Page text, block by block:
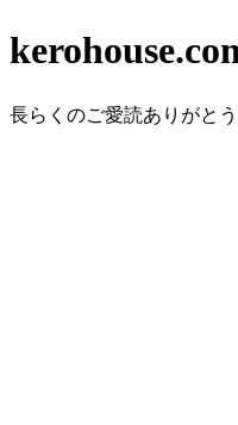
長らくのご愛読ありがと